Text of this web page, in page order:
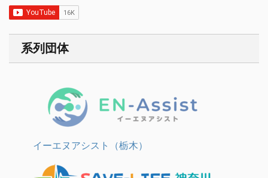
系列団体
イーエヌアシスト（栃木）